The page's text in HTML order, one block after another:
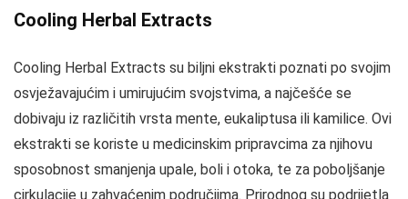
Cooling Herbal Extracts
Cooling Herbal Extracts su biljni ekstrakti poznati po svojim
osvježavajućim i umirujućim svojstvima, a najčešće se
dobivaju iz različitih vrsta mente, eukaliptusa ili kamilice. Ovi
ekstrakti se koriste u medicinskim pripravcima za njihovu
sposobnost smanjenja upale, boli i otoka, te za poboljšanje
cirkulacije u zahvaćenim područjima. Prirodnog su podrijetla